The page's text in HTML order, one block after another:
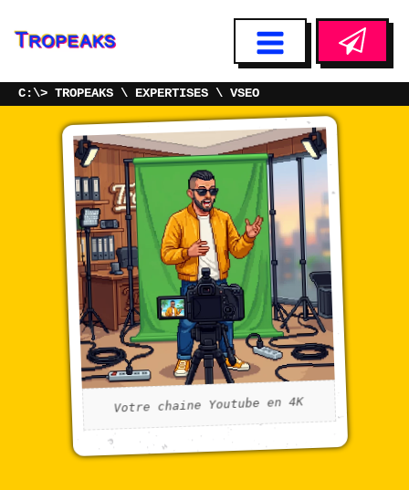
TROPEAKS EXPERTISES VSEO
Votre chaine Youtube en 4K